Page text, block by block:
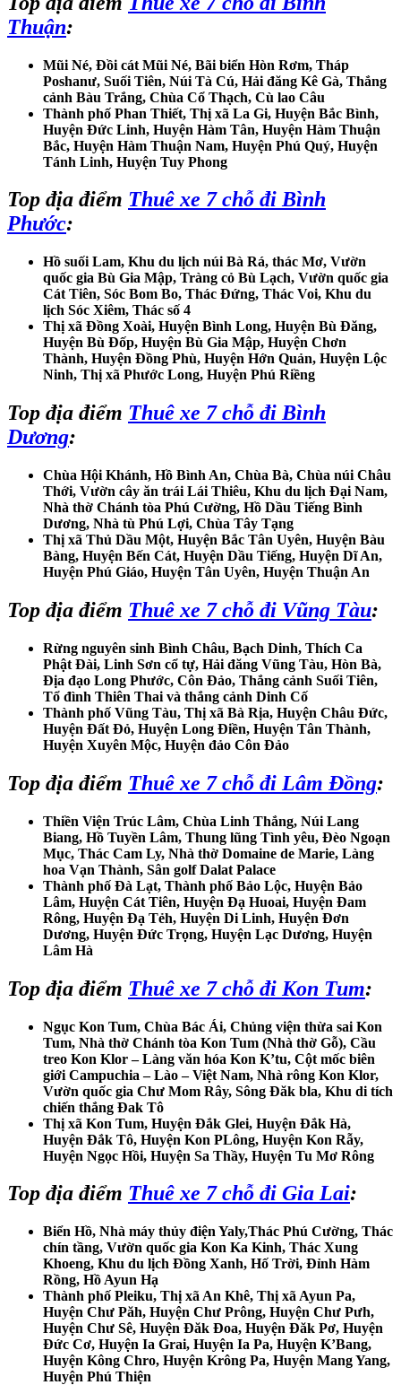
Thuận:
Mũi Né, Đồi cát Mũi Né, Bãi biển Hòn Rơm, Tháp
Poshanư, Suối Tiên, Núi Tà Cú, Hải đăng Kê Gà, Thắng
cảnh Bàu Trắng, Chùa Cổ Thạch, Cù lao Câu
Thành phố Phan Thiết, Thị xã La Gi, Huyện Bắc Bình,
Huyện Đức Linh, Huyện Hàm Tân, Huyện Hàm Thuận
Bắc, Huyện Hàm Thuận Nam, Huyện Phú Quý, Huyện
Tánh Linh, Huyện Tuy Phong
Top địa điểm Thuê xe 7 chỗ đi Bình
Phước:
Hồ suối Lam, Khu du lịch núi Bà Rá, thác Mơ, Vườn
quốc gia Bù Gia Mập, Tràng cỏ Bù Lạch, Vườn quốc gia
Cát Tiên, Sóc Bom Bo, Thác Đứng, Thác Voi, Khu du
lịch Sóc Xiêm, Thác số 4
Thị xã Đồng Xoài, Huyện Bình Long, Huyện Bù Đăng,
Huyện Bù Đốp, Huyện Bù Gia Mập, Huyện Chơn
Thành, Huyện Đồng Phù, Huyện Hớn Quản, Huyện Lộc
Ninh, Thị xã Phước Long, Huyện Phú Riềng
Top địa điểm Thuê xe 7 chỗ đi Bình
Dương:
Chùa Hội Khánh, Hồ Bình An, Chùa Bà, Chùa núi Châu
Thới, Vườn cây ăn trái Lái Thiêu, Khu du lịch Đại Nam,
Nhà thờ Chánh tòa Phú Cường, Hồ Dầu Tiếng Bình
Dương, Nhà tù Phú Lợi, Chùa Tây Tạng
Thị xã Thủ Dầu Một, Huyện Bắc Tân Uyên, Huyện Bàu
Bàng, Huyện Bến Cát, Huyện Dầu Tiếng, Huyện Dĩ An,
Huyện Phú Giáo, Huyện Tân Uyên, Huyện Thuận An
Top địa điểm Thuê xe 7 chỗ đi Vũng Tàu:
Rừng nguyên sinh Bình Châu, Bạch Dinh, Thích Ca
Phật Đài, Linh Sơn cổ tự, Hải đăng Vũng Tàu, Hòn Bà,
Địa đạo Long Phước, Côn Đảo, Thắng cảnh Suối Tiên,
Tổ đình Thiên Thai và thắng cảnh Dinh Cố
Thành phố Vũng Tàu, Thị xã Bà Rịa, Huyện Châu Đức,
Huyện Đất Đỏ, Huyện Long Điền, Huyện Tân Thành,
Huyện Xuyên Mộc, Huyện đảo Côn Đảo
Top địa điểm Thuê xe 7 chỗ đi Lâm Đồng:
Thiền Viện Trúc Lâm, Chùa Linh Thắng, Núi Lang
Biang, Hồ Tuyền Lâm, Thung lũng Tình yêu, Đèo Ngoạn
Mục, Thác Cam Ly, Nhà thờ Domaine de Marie, Làng
hoa Vạn Thành, Sân golf Dalat Palace
Thành phố Đà Lạt, Thành phố Bảo Lộc, Huyện Bảo
Lâm, Huyện Cát Tiên, Huyện Đạ Huoai, Huyện Đam
Rông, Huyện Đạ Tẻh, Huyện Di Linh, Huyện Đơn
Dương, Huyện Đức Trọng, Huyện Lạc Dương, Huyện
Lâm Hà
Top địa điểm Thuê xe 7 chỗ đi Kon Tum:
Ngục Kon Tum, Chùa Bác Ái, Chủng viện thừa sai Kon
Tum, Nhà thờ Chánh tòa Kon Tum (Nhà thờ Gỗ), Cầu
treo Kon Klor – Làng văn hóa Kon K’tu, Cột mốc biên
giới Campuchia – Lào – Việt Nam, Nhà rông Kon Klor,
Vườn quốc gia Chư Mom Rây, Sông Đăk bla, Khu di tích
chiến thắng Đak Tô
Thị xã Kon Tum, Huyện Đắk Glei, Huyện Đắk Hà,
Huyện Đắk Tô, Huyện Kon PLông, Huyện Kon Rẫy,
Huyện Ngọc Hồi, Huyện Sa Thầy, Huyện Tu Mơ Rông
Top địa điểm Thuê xe 7 chỗ đi Gia Lai:
Biển Hồ, Nhà máy thủy điện Yaly,Thác Phú Cường, Thác
chín tầng, Vườn quốc gia Kon Ka Kinh, Thác Xung
Khoeng, Khu du lịch Đồng Xanh, Hố Trời, Đỉnh Hàm
Rồng, Hồ Ayun Hạ
Thành phố Pleiku, Thị xã An Khê, Thị xã Ayun Pa,
Huyện Chư Păh, Huyện Chư Prông, Huyện Chư Pưh,
Huyện Chư Sê, Huyện Đăk Đoa, Huyện Đăk Pơ, Huyện
Đức Cơ, Huyện Ia Grai, Huyện Ia Pa, Huyện K’Bang,
Huyện Kông Chro, Huyện Krông Pa, Huyện Mang Yang,
Huyện Phú Thiện